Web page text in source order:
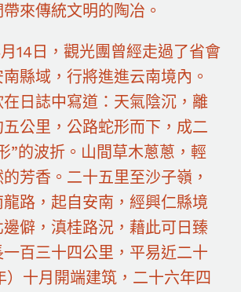
來傳統文明的陶冶。
14日，觀光團曾經走過了省會
縣域，行將進進云南境內。
日誌中寫道：天氣陰沉，離
公里，公路蛇形而下，成二
”的波折。山間草木蔥蔥，輕
芳香。二十五里至沙子嶺，
路，起自安南，經興仁縣境
僻，滇桂路況，藉此可日臻
百三十四公里，平易近二十
）十月開端建筑，二十六年四